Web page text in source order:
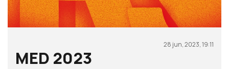
28 jun, 2023, 19:11
MED 2023